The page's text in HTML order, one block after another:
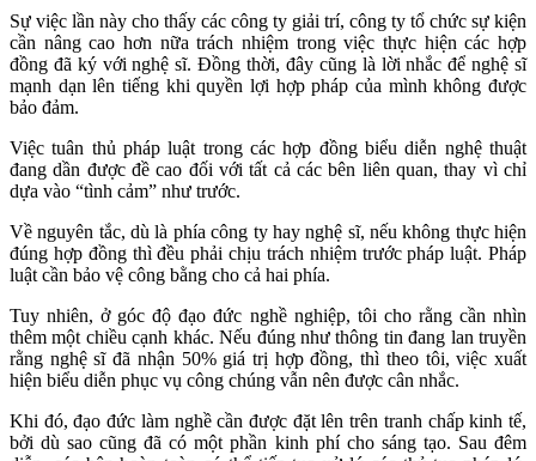
Sự việc lần này cho thấy các công ty giải trí, công ty tổ chức sự kiện
cần nâng cao hơn nữa trách nhiệm trong việc thực hiện các hợp
đồng đã ký với nghệ sĩ. Đồng thời, đây cũng là lời nhắc để nghệ sĩ
mạnh dạn lên tiếng khi quyền lợi hợp pháp của mình không được
bảo đảm.
Việc tuân thủ pháp luật trong các hợp đồng biểu diễn nghệ thuật
đang dần được đề cao đối với tất cả các bên liên quan, thay vì chỉ
dựa vào “tình cảm” như trước.
Về nguyên tắc, dù là phía công ty hay nghệ sĩ, nếu không thực hiện
đúng hợp đồng thì đều phải chịu trách nhiệm trước pháp luật. Pháp
luật cần bảo vệ công bằng cho cả hai phía.
Tuy nhiên, ở góc độ đạo đức nghề nghiệp, tôi cho rằng cần nhìn
thêm một chiều cạnh khác. Nếu đúng như thông tin đang lan truyền
rằng nghệ sĩ đã nhận 50% giá trị hợp đồng, thì theo tôi, việc xuất
hiện biểu diễn phục vụ công chúng vẫn nên được cân nhắc.
Khi đó, đạo đức làm nghề cần được đặt lên trên tranh chấp kinh tế,
bởi dù sao cũng đã có một phần kinh phí cho sáng tạo. Sau đêm